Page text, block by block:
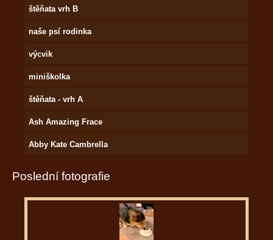
štěňata vrh B
naše psí rodinka
výcvik
miniškolka
štěňata - vrh A
Ash Amazing Frace
Abby Kate Cambrella
Poslední fotografie